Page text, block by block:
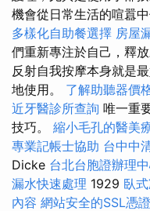
機會從日常生活的喧囂
多樣化自助餐選擇 房屋
們重新專注於自己，釋
反射自我按摩本身就是
地使用。 了解助聽器價
近牙醫診所查詢 唯一重
技巧。 縮小毛孔的醫美
專業記帳士協助 台中中
Dicke 台北台胞證辦理
漏水快速處理 1929 臥
內容 網站安全的SSL憑證